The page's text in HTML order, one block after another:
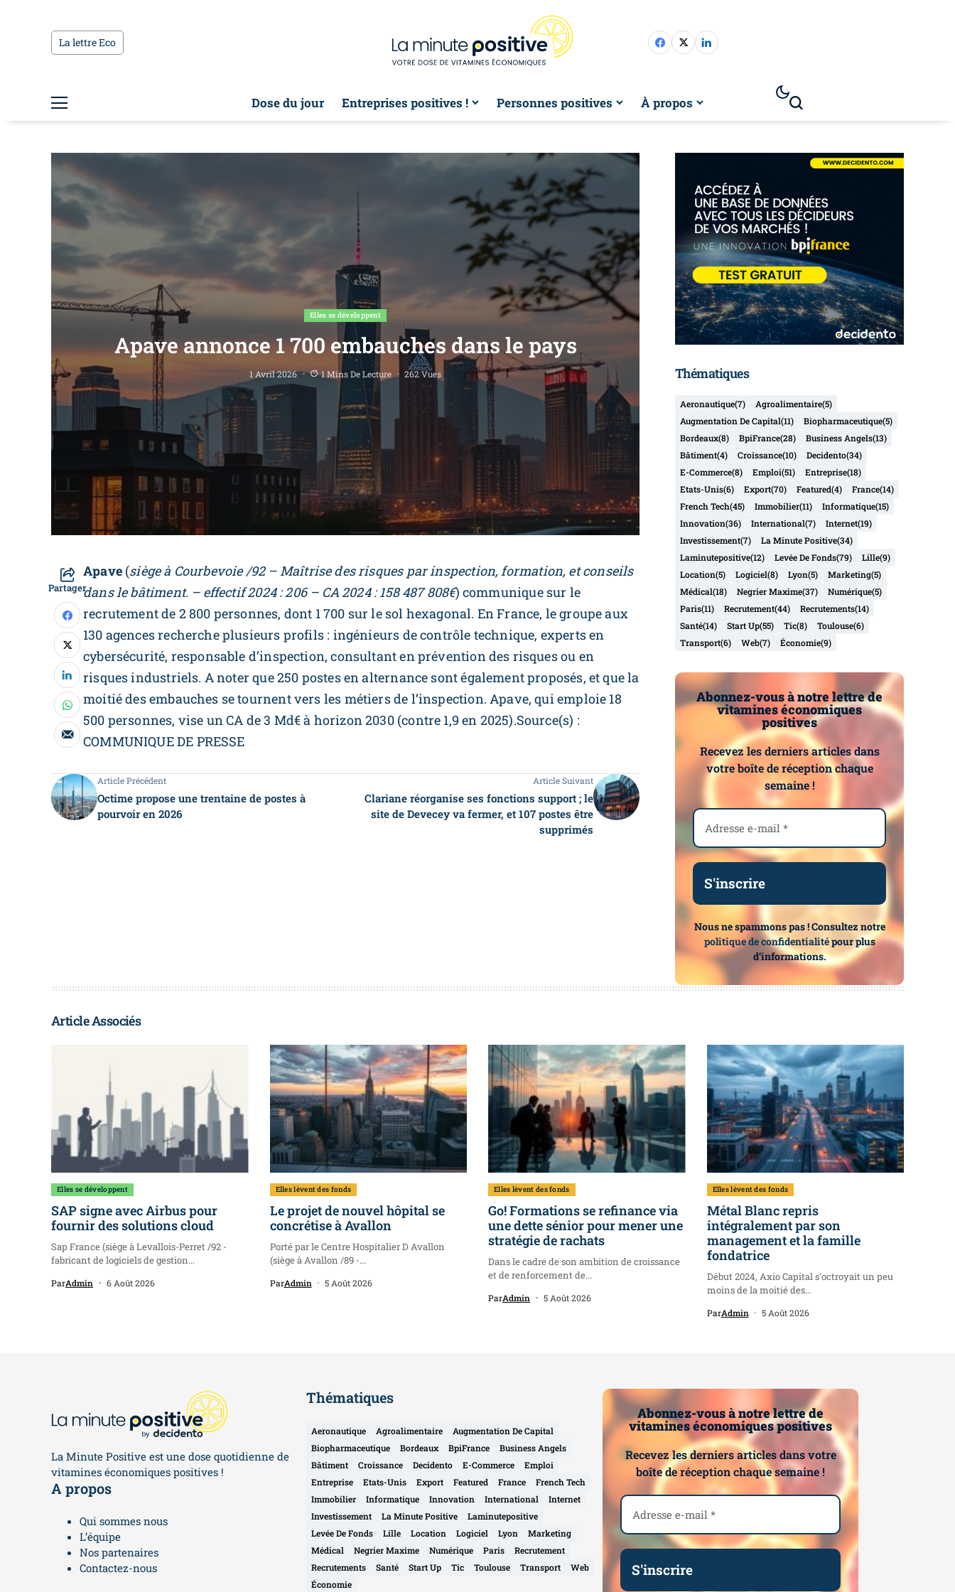
La lettre Eco
Dose du jour Entreprises positives ! Personnes positives À propos
Elles se développent
Apave annonce 1 700 embauches dans le pays
1 Avril 2026 1 Mins De Lecture 262 Vues
Partager
Apave(siège à Courbevoie /92 – Maîtrise des risques par inspection, formation, et conseils
dans le bâtiment. – effectif 2024 : 206 – CA 2024 : 158 487 808€) communique sur le
recrutement de 2 800 personnes, dont 1 700 sur le sol hexagonal. En France, le groupe aux
130 agences recherche plusieurs profils : ingénieurs de contrôle technique, experts en
cybersécurité, responsable d’inspection, consultant en prévention des risques ou en
risques industriels. A noter que 250 postes en alternance sont également proposés, et que la
moitié des embauches se tournent vers les métiers de l’inspection. Apave, qui emploie 18
500 personnes, vise un CA de 3 Md€ à horizon 2030 (contre 1,9 en 2025).Source(s) :
COMMUNIQUE DE PRESSE
Article Précédent
Octime propose une trentaine de postes à
pourvoir en 2026
Article Suivant
Clariane réorganise ses fonctions support ; le
site de Devecey va fermer, et 107 postes être
supprimés
Thématiques
Aeronautique(7) Agroalimentaire(5)
Augmentation De Capital(11) Biopharmaceutique(5)
Bordeaux(8) BpiFrance(28) Business Angels(13)
Bâtiment(4) Croissance(10) Decidento(34)
E-Commerce(8) Emploi(51) Entreprise(18)
Etats-Unis(6) Export(70) Featured(4) France(14)
French Tech(45) Immobilier(11) Informatique(15)
Innovation(36) International(7) Internet(19)
Investissement(7) La Minute Positive(34)
Laminutepositive(12) Levée De Fonds(79) Lille(9)
Location(5) Logiciel(8) Lyon(5) Marketing(5)
Médical(18) Negrier Maxime(37) Numérique(5)
Paris(11) Recrutement(44) Recrutements(14)
Santé(14) Start Up(55) Tic(8) Toulouse(6)
Transport(6) Web(7) Économie(9)
Abonnez-vous à notre lettre de
vitamines économiques
positives
Recevez les derniers articles dans
votre boîte de réception chaque
semaine !
Nous ne spammons pas ! Consultez notre
politique de confidentialitépour plus
d’informations.
Article Associés
Elles se développent
SAP signe avec Airbus pour
fournir des solutions cloud
Sap France (siège à Levallois-Perret /92 -
fabricant de logiciels de gestion...
ParAdmin 6 Août 2026
Elles lèvent des fonds
Le projet de nouvel hôpital se
concrétise à Avallon
Porté par le Centre Hospitalier D Avallon
(siège à Avallon /89 -...
ParAdmin 5 Août 2026
Elles lèvent des fonds
Go! Formations se refinance via
une dette sénior pour mener une
stratégie de rachats
Dans le cadre de son ambition de croissance
et de renforcement de...
ParAdmin 5 Août 2026
Elles lèvent des fonds
Métal Blanc repris
intégralement par son
management et la famille
fondatrice
Début 2024, Axio Capital s'octroyait un peu
moins de la moitié des...
ParAdmin 5 Août 2026
La Minute Positive est une dose quotidienne de
vitamines économiques positives !
A propos
Qui sommes nous
L’équipe
Nos partenaires
Contactez-nous
Thématiques
Aeronautique Agroalimentaire
Augmentation De Capital
Biopharmaceutique
Bordeaux BpiFrance
Business Angels
Bâtiment
Croissance Decidento E-Commerce
Emploi
Entreprise
Etats-Unis Export Featured France
French Tech
Immobilier
Informatique Innovation International
Internet
Investissement
La Minute Positive
Laminutepositive
Levée De Fonds
Lille Location Logiciel Lyon
Marketing
Médical
Negrier Maxime Numérique Paris
Recrutement
Recrutements
Santé Start Up Tic Toulouse Transport
Web
Économie
Abonnez-vous à notre lettre de
vitamines économiques positives
Recevez les derniers articles dans votre
boîte de réception chaque semaine !